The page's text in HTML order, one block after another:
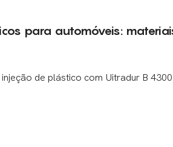
para automóveis:
de plástico com Uitradur B